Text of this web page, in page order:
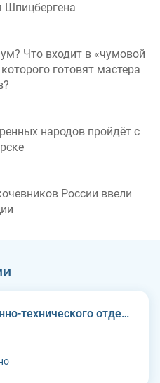
Шпицбергена
Что входит в «чумовой
готовят мастера
народов пройдёт с
России ввели
Инженер производственно-технического отдела